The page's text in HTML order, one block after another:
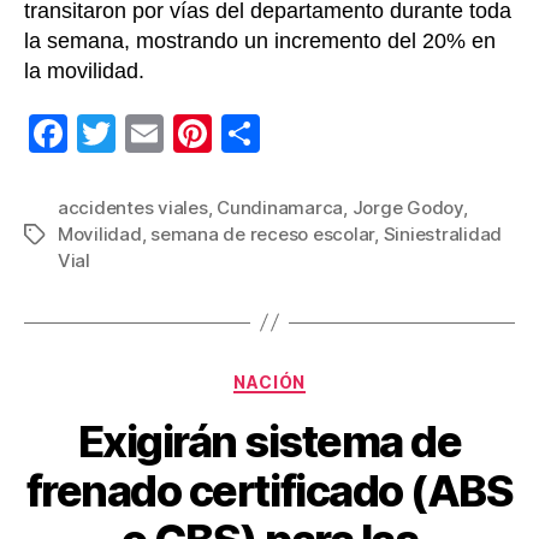
transitaron por vías del departamento durante toda
la semana, mostrando un incremento del 20% en
la movilidad.
F
c
e
o
T
tt
er
E
ail
Pi
er
e
m
p
tir
Etiquetas
accidentes viales, Cundinamarca, Jorge Godoy,
Movilidad, semana de receso escolar, Siniestralidad
Vial
Categorías
NACIÓN
Exigirán sistema de
frenado certificado (ABS